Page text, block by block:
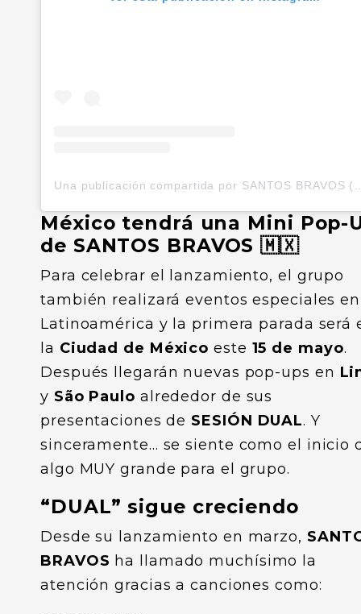
Una publicación
México tendrá una Mini Pop-
de SANTOS BRAVOS 🇲🇽
Para celebrar el lanzamiento, el grupo
también realizará eventos especiales en
Latinoamérica y la primera parada será
la Ciudad de México este 15 de mayo.
Después llegarán nuevas pop-ups en
y São Paulo alrededor de sus
presentaciones de SESIÓN DUAL. Y
sinceramente… se siente como el inicio
algo MUY grande para el grupo.
“DUAL” sigue creciendo
Desde su lanzamiento en marzo,
BRAVOS ha llamado muchísimo la
atención gracias a canciones como: